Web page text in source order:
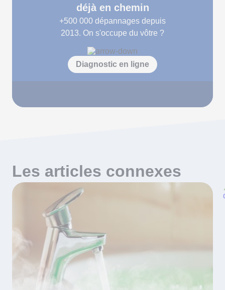
déjà en chemin
+500 000 dépannages depuis
2013. On s'occupe du vôtre ?
Diagnostic en ligne
Les articles connexes